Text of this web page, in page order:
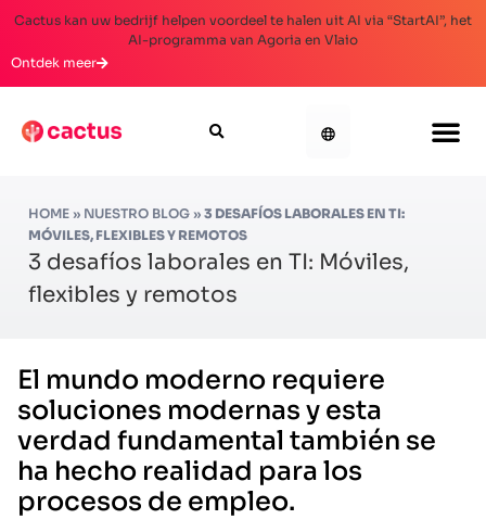
Cactus kan uw bedrijf helpen voordeel te halen uit AI via “StartAI”, het
AI-programma van Agoria en Vlaio
Ontdek meer
HOME » NUESTRO BLOG » 3 DESAFÍOS LABORALES EN TI:
MÓVILES, FLEXIBLES Y REMOTOS
3 desafíos laborales en TI: Móviles,
flexibles y remotos
El mundo moderno requiere
soluciones modernas y esta
verdad fundamental también se
ha hecho realidad para los
procesos de empleo.